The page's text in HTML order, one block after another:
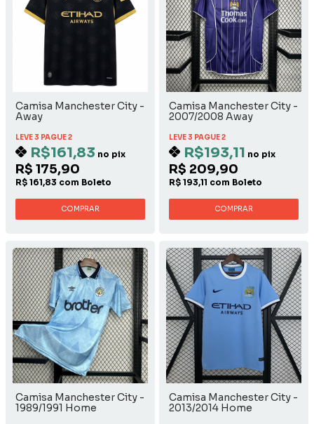
Camisa Manchester City -
Away
LEVE 3 PAGUE 2
R$161,83 no pix
R$ 175,90
R$ 161,83 com Boleto
COMPRAR
Camisa Manchester City -
2007/2008 Away
LEVE 3 PAGUE 2
R$193,11 no pix
R$ 209,90
R$ 193,11 com Boleto
COMPRAR
Camisa Manchester City -
1989/1991 Home
Camisa Manchester City -
2013/2014 Home